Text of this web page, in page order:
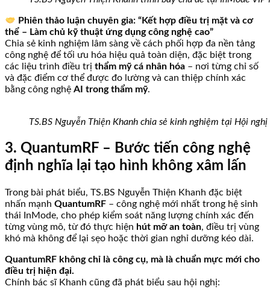
Phiên thảo luận chuyên gia:“Kết hợp điều trị mặt và cơ
thể – Làm chủ kỹ thuật ứng dụng công nghệ cao”
Chia sẻ kinh nghiệm lâm sàng về cách phối hợp đa nền tảng
công nghệ để tối ưu hóa hiệu quả toàn diện, đặc biệt trong
các liệu trình điều trị thẩm mỹ cá nhân hóa – nơi từng chỉ số
và đặc điểm cơ thể được đo lường và can thiệp chính xác
bằng công nghệ AI trong thẩm mỹ.
TS.BS Nguyễn Thiện Khanh chia sẻ kinh nghiệm tại Hội nghị
3. QuantumRF – Bước tiến công nghệ
định nghĩa lại tạo hình không xâm lấn
Trong bài phát biểu, TS.BS Nguyễn Thiện Khanh đặc biệt
nhấn mạnh QuantumRF – công nghệ mới nhất trong hệ sinh
thái InMode, cho phép kiểm soát năng lượng chính xác đến
từng vùng mô, từ đó thực hiện hút mỡ an toàn, điều trị vùng
khó mà không để lại sẹo hoặc thời gian nghỉ dưỡng kéo dài.
QuantumRF không chỉ là công cụ, mà là chuẩn mực mới cho
điều trị hiện đại.
Chính bác sĩ Khanh cũng đã phát biểu sau hội nghị: